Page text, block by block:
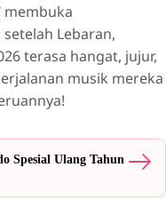
membuka
Lebaran,
terasa hangat, jujur,
musik mereka
Spesial Ulang Tahun